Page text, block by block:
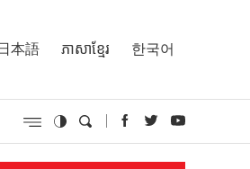
日本語 ភាសាខ្មែរ 한국어